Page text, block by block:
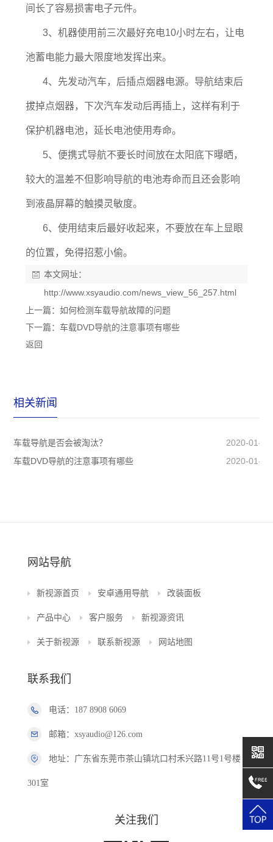
间长了容易损害电子元件。
3、机器使用前三次最好充电10小时左右，让电
池蓄电能力最大限度地发挥出来。
4、先发动汽车，后插点烟器电源。导航结束后
拔掉点烟器，下次汽车发动后再插上，这样有利于
保护机器电池，延长电池使用寿命。
5、便携式导航不要长时间放在太阳底下曝晒，
较大的温差不但影响导航的电池寿命而且还会影响
到液晶屏幕的触摸灵敏度。
6、使用结束后最好收起来，不要放在车上显眼
的位置，免得招惹小偷。
本文网址：
http://www.xsyaudio.com/news_view_56_257.html
上一篇：如何检测车载导航故障的问题
下一篇：车载DVD导航的注意事项有哪些
返回
相关新闻
车载导航是否会被淘汰？
2020-01-18
车载DVD导航的注意事项有哪些
2020-01-17
网站导航
新视源首页 安卓通用导航 改装面板
产品中心 客户服务 新视源资讯
关于新视源 联系新视源 网站地图
联系我们
电话：187 8908 6069
邮箱：xsyaudio@126.com
地址：广东省东莞市茶山镇坑口村禾兴路11号1号楼
301室
关注我们